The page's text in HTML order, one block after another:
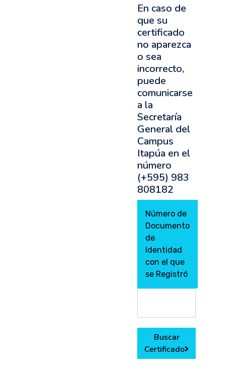
En caso de
que su
certificado
no aparezca
o sea
incorrecto,
puede
comunicarse
a la
Secretaría
General del
Campus
Itapúa en el
número
(+595) 983
808182
Número de
Documento
de
Identidad
con el que
se Registró
Buscar
Certificado